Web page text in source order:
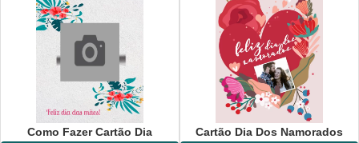
Como Fazer Cartão Dia Cartão Dia Dos Namorados